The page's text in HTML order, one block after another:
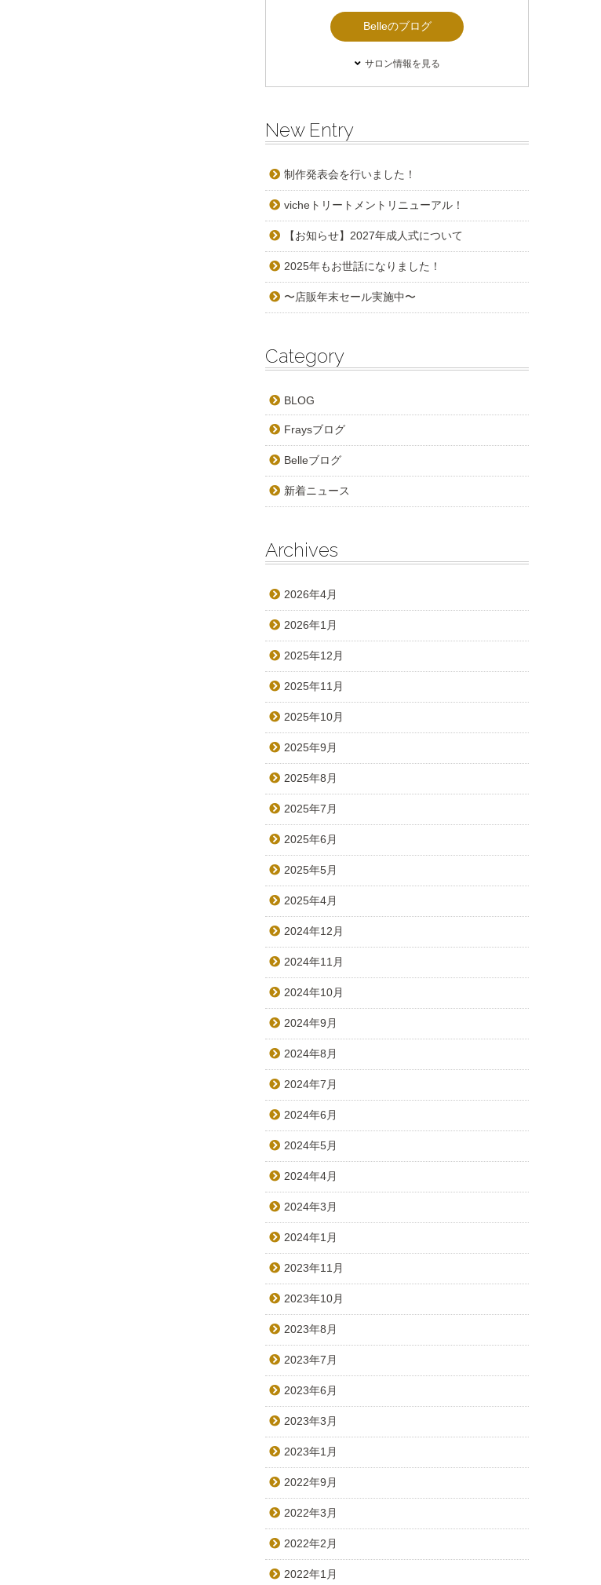
Belleのブログ
サロン情報を見る
New Entry
制作発表会を行いました！
vicheトリートメントリニューアル！
【お知らせ】2027年成人式について
2025年もお世話になりました！
〜店販年末セール実施中〜
Category
BLOG
Fraysブログ
Belleブログ
新着ニュース
Archives
2026年4月
2026年1月
2025年12月
2025年11月
2025年10月
2025年9月
2025年8月
2025年7月
2025年6月
2025年5月
2025年4月
2024年12月
2024年11月
2024年10月
2024年9月
2024年8月
2024年7月
2024年6月
2024年5月
2024年4月
2024年3月
2024年1月
2023年11月
2023年10月
2023年8月
2023年7月
2023年6月
2023年3月
2023年1月
2022年9月
2022年3月
2022年2月
2022年1月